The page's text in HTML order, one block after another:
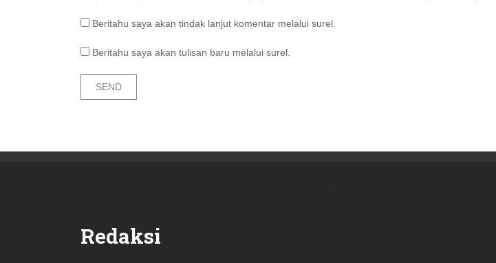
Beritahu saya akan tindak lanjut komentar melalui surel.
Beritahu saya akan tulisan baru melalui surel.
Redaksi